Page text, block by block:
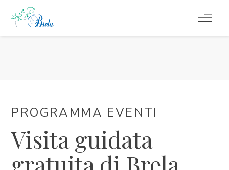
PROGRAMMA EVENTI
INFORMAZIONI DI SERVIZIO
IT
PROGRAMMA EVENTI
Visita guidata
gratuita di Brela